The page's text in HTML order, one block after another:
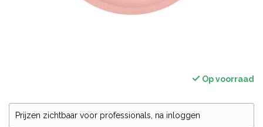
Op voorraad
Prijzen zichtbaar voor professionals, na inloggen